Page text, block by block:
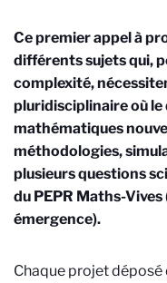
Ce premier appel à
différents sujets qui,
complexité,
pluridisciplinaire où
mathématiques
méthodologies,
plusieurs questions
du PEPR Maths-
émergence).
Chaque projet